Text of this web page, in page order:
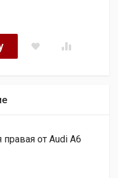
от Audi A6 C6, 4F
от Audi A6